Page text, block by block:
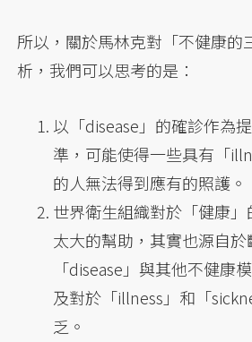
所以，關於馬林克對「不健康的
析，我們可以思考的是：
以「disease」的確診作為
準，可能使得一些具有「
的人無法得到應有的照護。
世界衛生組織對於「健康
太大的幫助，其實也源自
「disease」與其他不健康
及對於「illness」和「
乏。